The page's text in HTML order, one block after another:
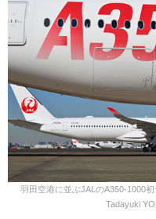
羽田空港に並ぶJALのA350-1000
Tadayuki